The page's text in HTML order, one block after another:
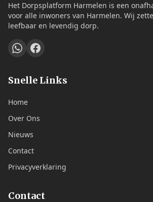
Het Dorpsplatform Harmelen is een
voor alle inwoners van Harmelen. Wij
leefbaar en levendig dorp.
Snelle Links
Home
Over Ons
Nieuws
Contact
Privacyverklaring
Contact